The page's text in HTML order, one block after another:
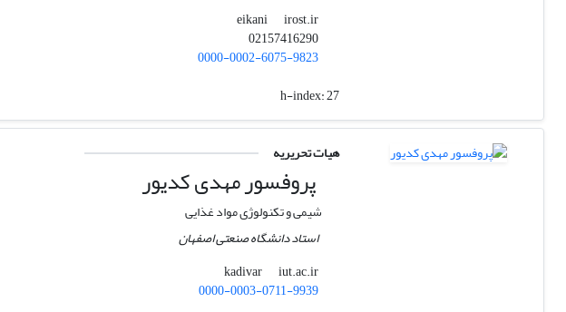
eikani
irost.ir
02157416290
0000-0002-6075-9823
h-index:27
هیات تحریریه
پروفسور مهدی کدیور
شیمی و تکنولوژی مواد غذایی
استاد دانشگاه صنعتی اصفهان
kadivar
iut.ac.ir
0000-0003-0711-9939